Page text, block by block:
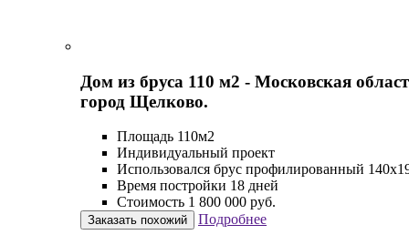
Дом из бруса 110 м2 - Московская
город Щелково.
Площадь 110м2
Индивидуальный проект
Использовался брус профилированный
Время постройки 18 дней
Стоимость 1 800 000 руб.
Заказать похожий Подробнее